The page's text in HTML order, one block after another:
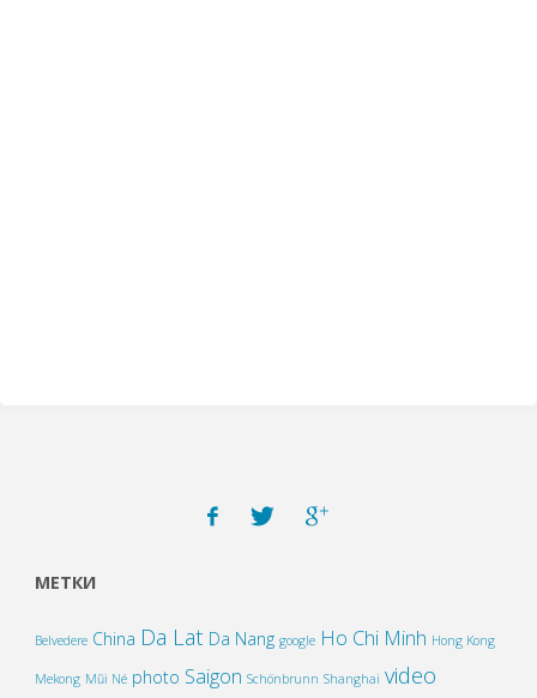
МЕТКИ
Belvedere China Da Lat Da Nang google Ho Chi Minh Hong Kong
Mekong Mũi Né photo Saigon Schönbrunn Shanghai video